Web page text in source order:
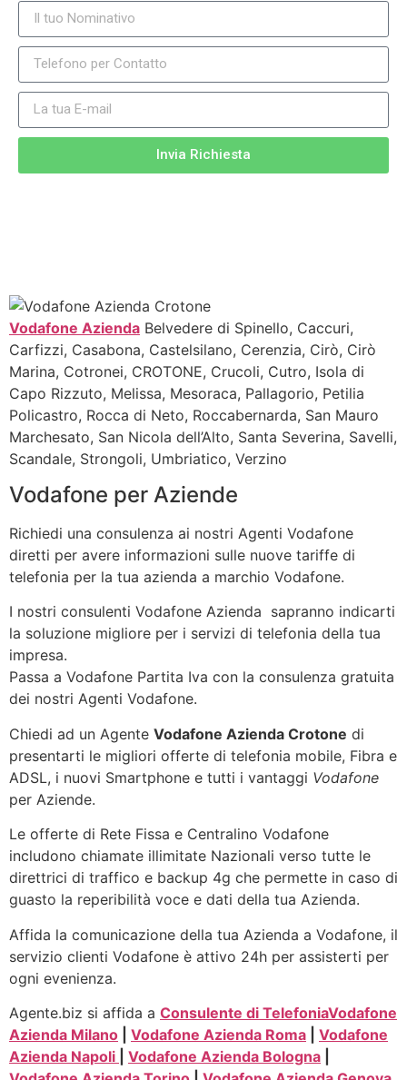
Invia Richiesta
Vodafone Azienda Belvedere di Spinello, Caccuri,
Carfizzi, Casabona, Castelsilano, Cerenzia, Cirò, Cirò
Marina, Cotronei, CROTONE, Crucoli, Cutro, Isola di
Capo Rizzuto, Melissa, Mesoraca, Pallagorio, Petilia
Policastro, Rocca di Neto, Roccabernarda, San Mauro
Marchesato, San Nicola dell’Alto, Santa Severina, Savelli,
Scandale, Strongoli, Umbriatico, Verzino
Vodafone per Aziende
Richiedi una consulenza ai nostri Agenti Vodafone
diretti per avere informazioni sulle nuove tariffe di
telefonia per la tua azienda a marchio Vodafone.
I nostri consulenti Vodafone Azienda sapranno indicarti
la soluzione migliore per i servizi di telefonia della tua
impresa.
Passa a Vodafone Partita Iva con la consulenza gratuita
dei nostri Agenti Vodafone.
Chiedi ad un Agente Vodafone Azienda Crotone di
presentarti le migliori offerte di telefonia mobile, Fibra e
ADSL, i nuovi Smartphone e tutti i vantaggi Vodafone
per Aziende.
Le offerte di Rete Fissa e Centralino Vodafone
includono chiamate illimitate Nazionali verso tutte le
direttrici di traffico e backup 4g che permette in caso di
guasto la reperibilità voce e dati della tua Azienda.
Affida la comunicazione della tua Azienda a Vodafone, il
servizio clienti Vodafone è attivo 24h per assisterti per
ogni evenienza.
Agente.biz si affida a Consulente di TelefoniaVodafone
Azienda Milano
Vodafone Azienda Roma
Vodafone
Azienda Napoli
Vodafone Azienda Bologna